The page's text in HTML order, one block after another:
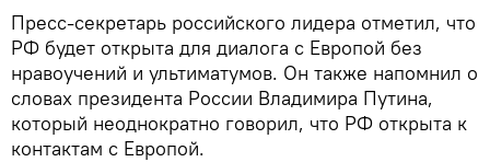
Пресс-секретарь российского лидера отметил, что
РФ будет открыта для диалога с Европой без
нравоучений и ультиматумов. Он также напомнил о
словах президента России Владимира Путина,
который неоднократно говорил, что РФ открыта к
контактам с Европой.